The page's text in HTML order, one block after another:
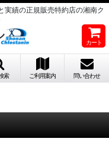
実績の正規販売特約店の湘南ク
カート
索 ご利用案内 問い合わせ